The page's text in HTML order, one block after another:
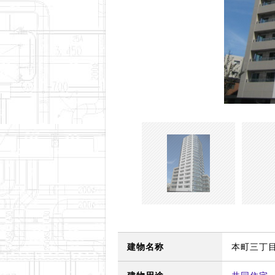
建物名称 本町三丁